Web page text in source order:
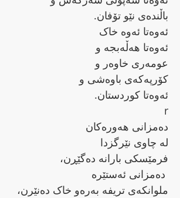
باڵنده‌ی نێو تۆفان.
ئه‌وه‌تا ئه‌وه‌ خاک
ئه‌وه‌تا هه‌ڵه‌بجه‌ و
عومه‌ری خاوه‌ر و
کۆرپه‌که‌ی باوه‌شی و
ئه‌وه‌تا کوردستان.
r
ده‌مزانی هه‌وره‌کان
له‌ چاوی نێرگزدا
فرمێسکی بارانه‌ ده‌گێڕن،
ملوانکه‌ی تریفه‌ به‌ره‌و خاک ده‌نێرن،